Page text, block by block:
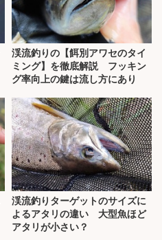
渓流釣りの【餌別アワセのタイ
ミング】を徹底解説 フッキン
グ率向上の鍵は流し方にあり
渓流釣りターゲットのサイズに
よるアタリの違い 大型魚ほど
アタリが小さい？